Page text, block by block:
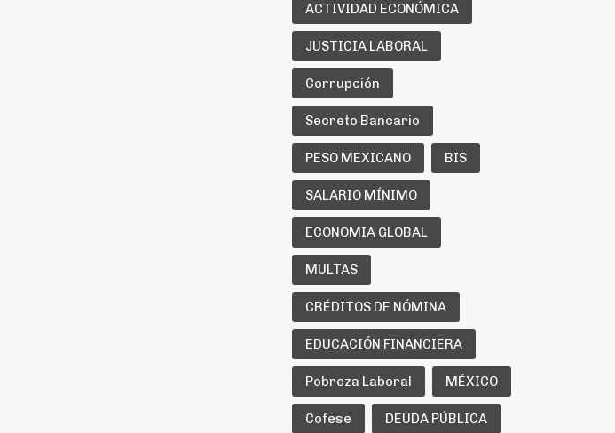
ACTIVIDAD ECONÓMICA
JUSTICIA LABORAL
Corrupción
Secreto Bancario
PESO MEXICANO BIS
SALARIO MÍNIMO
ECONOMIA GLOBAL
MULTAS
CRÉDITOS DE NÓMINA
EDUCACIÓN FINANCIERA
Pobreza Laboral MÉXICO
Cofese DEUDA PÚBLICA